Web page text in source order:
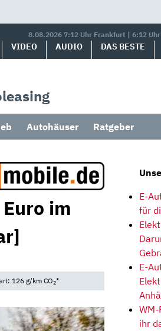
8.08.2026 7:12 Uhr Frankfurt | 6:12
VIDEO AUDIO DAS BESTE
Autohäuser Ratgeber
im
126 g/km CO2*
E-
für
E-
ihr